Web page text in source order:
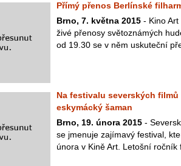
Přímý přenos Berlínské
Brno, 7. května 2015 - Kino
živé přenosy světoznámých
od 19.30 se v něm uskuteční
Na festivalu severských
eskymácký šaman
Brno, 19. února 2015 -
se jmenuje zajímavý festival,
února v Kině Art. Letošní ročník